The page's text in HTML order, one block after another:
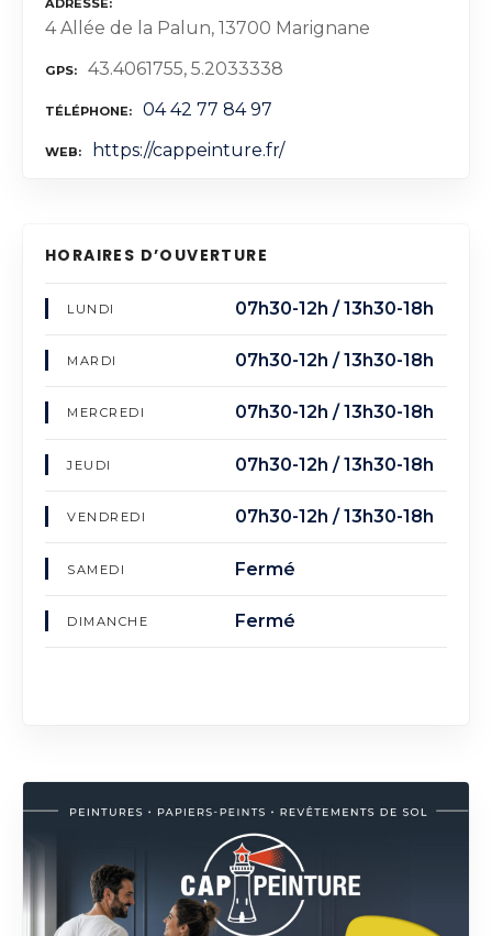
ADRESSE
4 Allée de la Palun, 13700 Marignane
GPS 43.4061755, 5.2033338
TÉLÉPHONE 04 42 77 84 97
WEB https://cappeinture.fr/
HORAIRES D’OUVERTURE
LUNDI 07h30-12h / 13h30-18h
MARDI 07h30-12h / 13h30-18h
MERCREDI 07h30-12h / 13h30-18h
JEUDI 07h30-12h / 13h30-18h
VENDREDI 07h30-12h / 13h30-18h
SAMEDI Fermé
DIMANCHE Fermé